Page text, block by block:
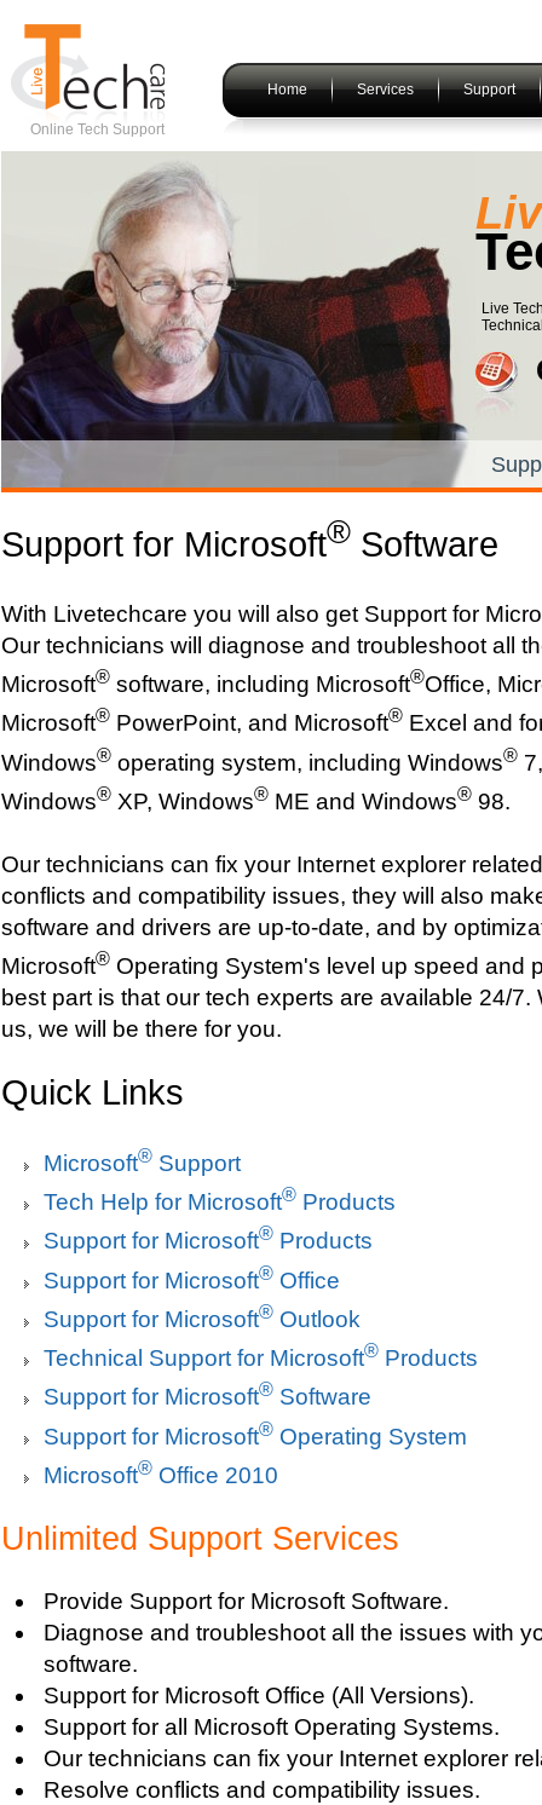
Online Tech Support
Home Services Support
Live
Support for Microsoft® Software
With Livetechcare you will also get Support for
Our technicians will diagnose and troubleshoot all
Microsoft® software, including Microsoft®Office,
Microsoft® PowerPoint, and Microsoft® Excel and
Windows® operating system, including Windows®
Windows® XP, Windows® ME and Windows® 98.
Our technicians can fix your Internet explorer
conflicts and compatibility issues, they will also
software and drivers are up-to-date, and by
Microsoft® Operating System's level up speed and
best part is that our tech experts are available 24/
us, we will be there for you.
Quick Links
Microsoft® Support
Tech Help for Microsoft® Products
Support for Microsoft® Products
Support for Microsoft® Office
Support for Microsoft® Outlook
Technical Support for Microsoft® Products
Support for Microsoft® Software
Support for Microsoft® Operating System
Microsoft® Office 2010
Unlimited Support Services
Provide Support for Microsoft Software.
Diagnose and troubleshoot all the issues with
software.
Support for Microsoft Office (All Versions).
Support for all Microsoft Operating Systems.
Our technicians can fix your Internet explorer
Resolve conflicts and compatibility issues.